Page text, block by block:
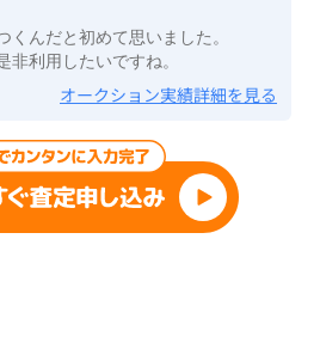
くんだと初めて思いました。
非利用したいですね。
オークション実績詳細を見る